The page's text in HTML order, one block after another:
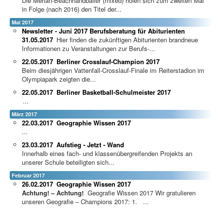
in Folge (nach 2016) den Titel der...
Mai 2017
Newsletter - Juni 2017 Berufsberatung für Abiturienten
31.05.2017 Hier finden die zukünftigen Abiturienten brandneue
Informationen zu Veranstaltungen zur Berufs-...
Berliner Crosslauf-Champion 2017
22.05.2017
Beim diesjährigen Vattenfall-Crosslauf-Finale im Reiterstadion im
Olympiapark zeigten die...
Berliner Basketball-Schulmeister 2017
22.05.2017
...
März 2017
Geographie Wissen 2017
22.03.2017
...
Aufstieg - Jetzt - Wand
23.03.2017
Innerhalb eines fach- und klassenübergreifenden Projekts an
unserer Schule beteiligten sich...
Februar 2017
Geographie Wissen 2017
26.02.2017
Achtung! – Achtung! Geografie Wissen 2017 Wir gratulieren
unseren Geografie – Champions 2017: 1. ...